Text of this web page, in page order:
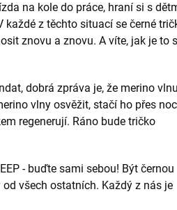
na kole do práce, hraní si s
z těchto situací se černé
znovu a znovu. A víte, jak je to s
dobrá zpráva je, že merino vlnu
vlny osvěžit, stačí ho přes noc
regenerují. Ráno bude tričko
- buďte sami sebou! Být černou
všech ostatních. Každý z nás je